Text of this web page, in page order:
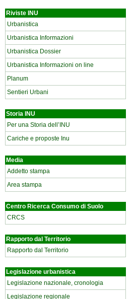
Riviste INU
Urbanistica
Urbanistica Informazioni
Urbanistica Dossier
Urbanistica Informazioni on line
Planum
Sentieri Urbani
Storia INU
Per una Storia dell’INU
Cariche e proposte Inu
Media
Addetto stampa
Area stampa
Centro Ricerca Consumo di Suolo
CRCS
Rapporto dal Territorio
Rapporto dal Territorio
Legislazione urbanistica
Legislazione nazionale, cronologia
Legislazione regionale